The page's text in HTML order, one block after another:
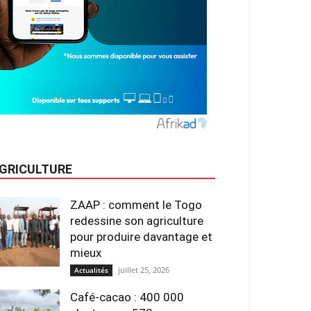
ZAAP : comment le Togo
redessine son agriculture
pour produire davantage et
mieux
Actualités juillet 25, 2026
Café-cacao : 400 000